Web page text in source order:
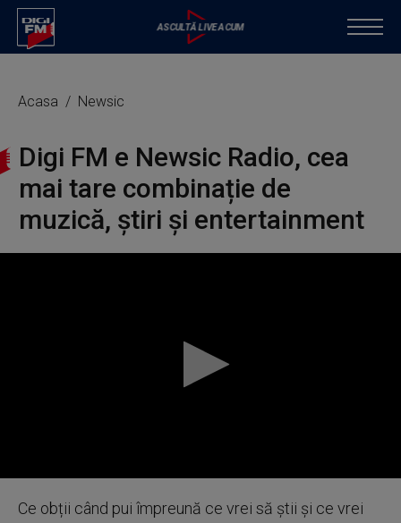
Acasa Newsic
Digi FM e Newsic Radio, cea
mai tare combinație de
muzică, știri și entertainment
seconds
Ce obții când pui împreună ce vrei să știi și ce vrei